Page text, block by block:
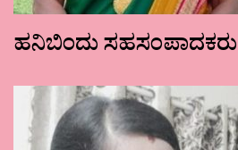
ಹನಿಬಿಂದು ಸಹಸಂಪಾದಕರು